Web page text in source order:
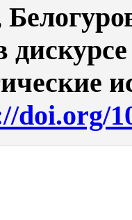
doi.org/